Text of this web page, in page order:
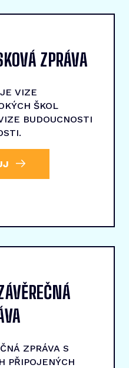
ZPRÁVA
VIZE
ŠKOL
BUDOUCNOSTI
ZPRÁVA S
PŘIPOJENÝCH